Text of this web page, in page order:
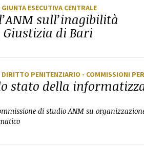
GIUNTA ESECUTIVA CENTRALE
sull’inagibilità
Giustizia di Bari
DIRITTO PENITENZIARIO - COMMISSIONI
stato della
di studio ANM su